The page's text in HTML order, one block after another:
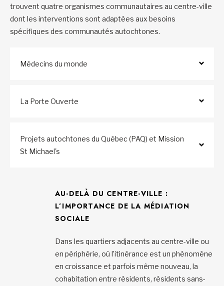
trouvent quatre organismes communautaires au centre-ville
dont les interventions sont adaptées aux besoins
spécifiques des communautés autochtones.
Médecins du monde
La Porte Ouverte
Projets autochtones du Québec (PAQ) et Mission
St Michael's
AU-DELÀ DU CENTRE-VILLE :
L’IMPORTANCE DE LA MÉDIATION
SOCIALE
Dans les quartiers adjacents au centre-ville ou
en périphérie, où l’itinérance est un phénomène
en croissance et parfois même nouveau, la
cohabitation entre résidents, résidents sans-